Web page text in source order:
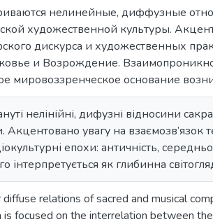
нелинейные, диффузные
художественной культуры.
дискурса и художественных
и Возрождение.
мировоззренческое основание
нелінійні, дифузні відносини
Акцентовано увагу на взаємозв’язок
епохи: античність,
інтерпретується як глибинна
diffuse relations of sacred and musical
focused on the interrelation between